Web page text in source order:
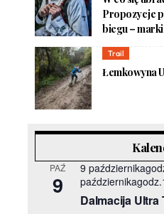
Propozycje
biegu –
Trail
Łemkowyna
PAŹ
9
9
Dalmacija Ultra